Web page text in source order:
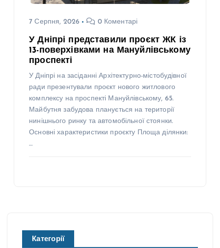
7 Серпня, 2026 0 Коментарі
У Дніпрі представили проєкт ЖК із
13-поверхівками на Мануйлівському
проспекті
У Дніпрі на засіданні Архітектурно-містобудівної
ради презентували проєкт нового житлового
комплексу на проспекті Мануйлівському, 65.
Майбутня забудова планується на території
нинішнього ринку та автомобільної стоянки.
Основні характеристики проєкту Площа ділянки:
…
Категорії